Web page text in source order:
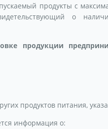
продукты с
о
продукции
продуктов питания,
информация о: